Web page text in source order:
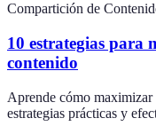
Compartición de
10 estrategias para
contenido
Aprende cómo
estrategias prácticas y